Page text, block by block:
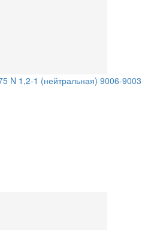
N 1,2-1 (нейтральная) 9006-9003